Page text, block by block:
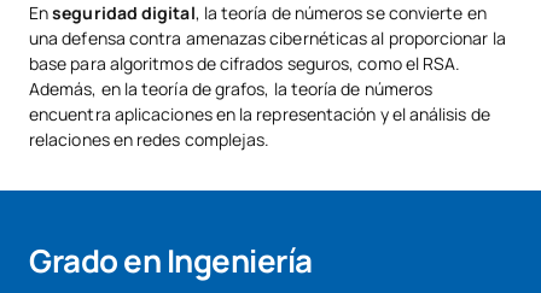
Enseguridad digital, la teoría de números se convierte en
una defensa contra amenazas cibernéticas al proporcionar la
base para algoritmos de cifrados seguros, como el RSA.
Además, en la teoría de grafos, la teoría de números
encuentra aplicaciones en la representación y el análisis de
relaciones en redes complejas.
Grado en Ingeniería